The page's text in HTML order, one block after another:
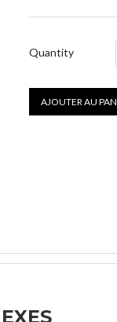
Quantity
AJOUTER AU